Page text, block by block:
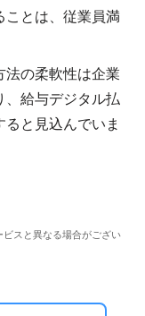
ことは、従業員満
法の柔軟性は企業
、給与デジタル払
と見込んでいま
スと異なる場合がござい